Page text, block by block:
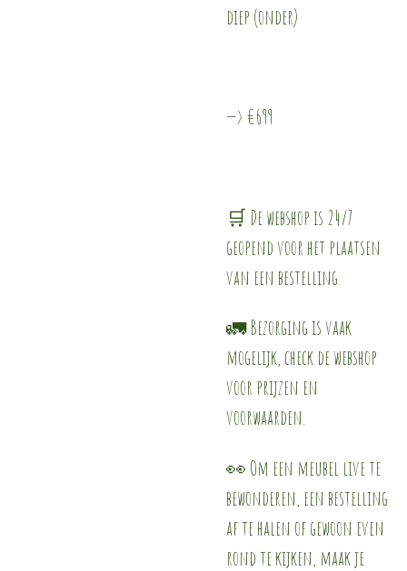
diep (onder)
—> €699
🛒 De webshop is 24/7
geopend voor het plaatsen
van een bestelling.
🚛 Bezorging is vaak
mogelijk, check de webshop
voor prijzen en
voorwaarden.
👀 Om een meubel live te
bewonderen, een bestelling
af te halen of gewoon even
rond te kijken, maak je